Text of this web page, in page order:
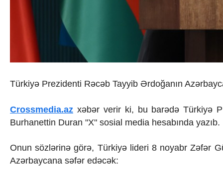
İqtisadiyyat
İqtisadi xəbərlər
Energetika
Neft-qaz
Əmək və sosial siyasət
Kənd təsərrüfatı
Telekommunikasiya və nəqliyyat
COP29
Crossmedia.az - 1 yaş
Siyasət
Ekologiya
Zəfər - 5
Gənclər və İdman
Türkiyə Prezidenti Rəcəb Tayyib Ərdoğanın
Crossmedia.az xəbər verir ki, bu barədə Türkiyə
Burhanettin Duran "X" sosial media hesabında yazıb.
Onun sözlərinə görə, Türkiyə lideri 8 noyabr Zəfər
Azərbaycana səfər edəcək: